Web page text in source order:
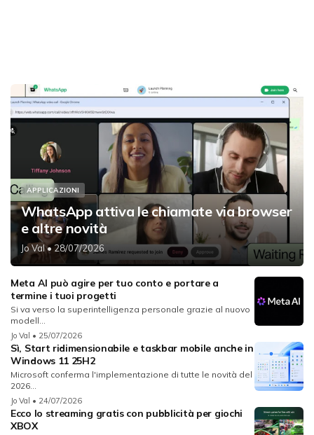
APPLICAZIONI
WhatsApp attiva le chiamate via browser
e altre novità
Jo Val• 28/07/2026
Meta AI può agire per tuo conto e portare a
termine i tuoi progetti
Si va verso la superintelligenza personale grazie al nuovo
modell...
Jo Val • 25/07/2026
Sì, Start ridimensionabile e taskbar mobile anche in
Windows 11 25H2
Microsoft conferma l'implementazione di tutte le novità del
2026...
Jo Val • 24/07/2026
Ecco lo streaming gratis con pubblicità per giochi
XBOX